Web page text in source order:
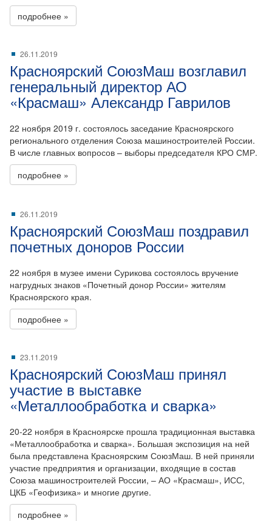
подробнее »
26.11.2019
Красноярский СоюзМаш возглавил
генеральный директор АО
«Красмаш» Александр Гаврилов
22 ноября 2019 г. состоялось заседание Красноярского
регионального отделения Союза машиностроителей России.
В числе главных вопросов – выборы председателя КРО СМР.
подробнее »
26.11.2019
Красноярский СоюзМаш поздравил
почетных доноров России
22 ноября в музее имени Сурикова состоялось вручение
нагрудных знаков «Почетный донор России» жителям
Красноярского края.
подробнее »
23.11.2019
Красноярский СоюзМаш принял
участие в выставке
«Металлообработка и сварка»
20-22 ноября в Красноярске прошла традиционная выставка
«Металлообработка и сварка». Большая экспозиция на ней
была представлена Красноярским СоюзМаш. В ней приняли
участие предприятия и организации, входящие в состав
Союза машиностроителей России, – АО «Красмаш», ИСС,
ЦКБ «Геофизика» и многие другие.
подробнее »